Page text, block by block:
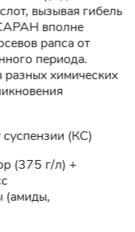
вызывая гибель
вполне
рапса от
периода.
химических
суспензии (КС)
(375 г/л) +
(амиды,